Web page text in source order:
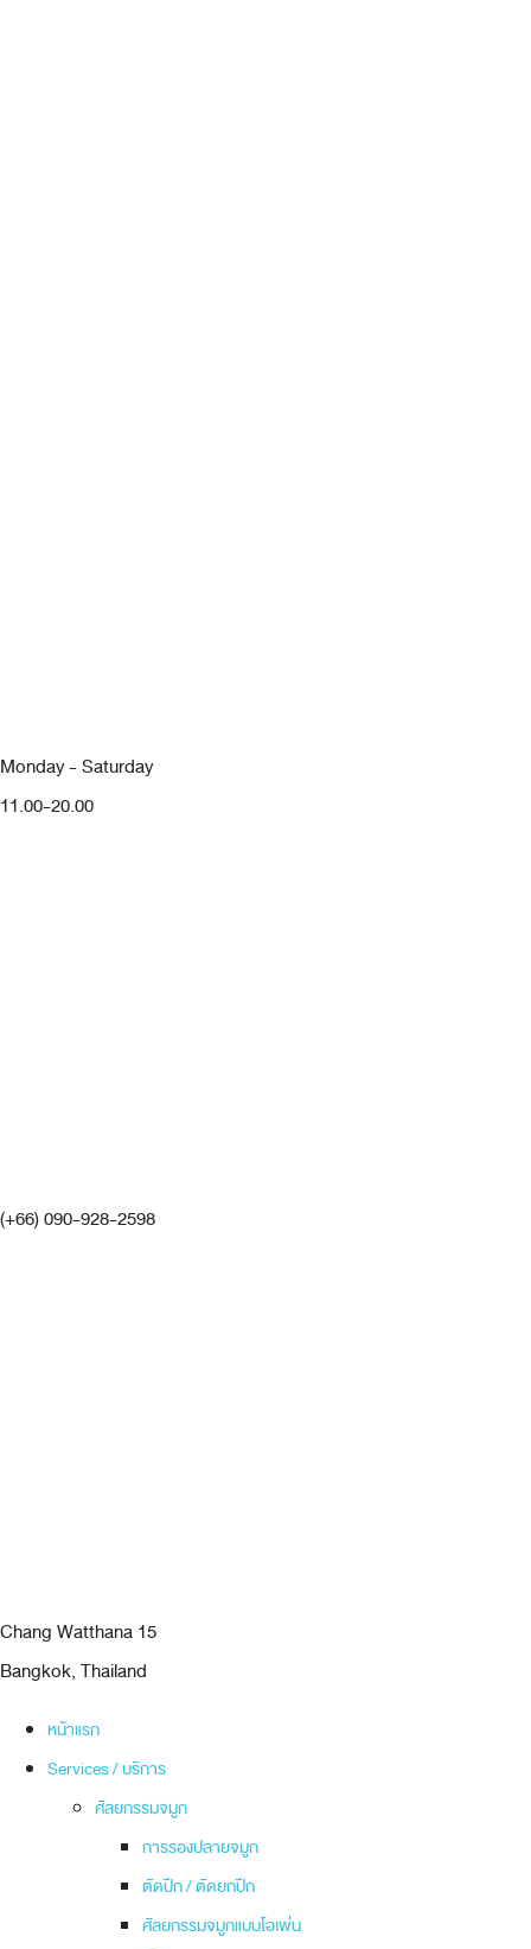
Monday - Saturday
11.00-20.00
(+66) 090-928-2598
Chang Watthana 15
Bangkok, Thailand
หน้าแรก
Services / บริการ
ศัลยกรรมจมูก
การรองปลายจมูก
ตัดปีก / ตัดยกปีก
ศัลยกรรมจมูกแบบโอเพ่น